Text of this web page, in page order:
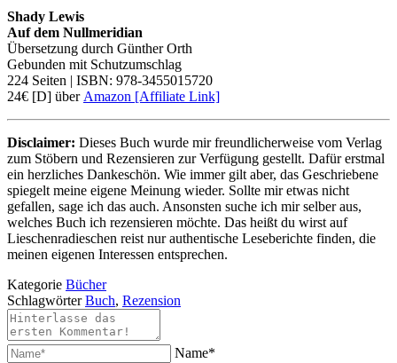
Shady Lewis
Auf dem Nullmeridian
Übersetzung durch Günther Orth
Gebunden mit Schutzumschlag
224 Seiten | ISBN: 978-3455015720
24€ [D] überAmazon [Affiliate Link]
Disclaimer: Dieses Buch wurde mir freundlicherweise vom Verlag
zum Stöbern und Rezensieren zur Verfügung gestellt. Dafür erstmal
ein herzliches Dankeschön. Wie immer gilt aber, das Geschriebene
spiegelt meine eigene Meinung wieder. Sollte mir etwas nicht
gefallen, sage ich das auch. Ansonsten suche ich mir selber aus,
welches Buch ich rezensieren möchte. Das heißt du wirst auf
Lieschenradieschen reist nur authentische Leseberichte finden, die
meinen eigenen Interessen entsprechen.
Kategorie Bücher
SchlagwörterBuch, Rezension
Name*